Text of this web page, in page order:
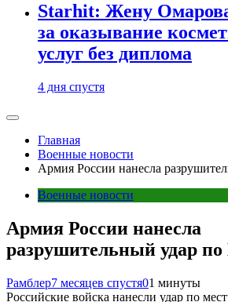
Starhit: Жену
за оказывание
услуг без диплома
4 дня спустя
Главная
Военные новости
Армия России нанесла
Военные новости
Армия России нанесла
разрушительный удар
Рамблер7 месяцев спустя01 минуты
Российские войска нанесли удар по